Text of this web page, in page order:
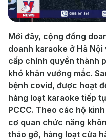
Mới đây, cộng đồng
doanh karaoke ở Hà
cấp chính quyền thành
khó khăn vướng mắc.
bệnh covid, được hoạt
hàng loạt karaoke tiếp
PCCC. Theo các hộ
cơ quan chức năng
tháo gỡ, hàng loạt cửa